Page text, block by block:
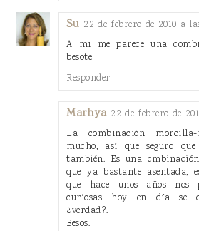
Su 22 de febrero de 2010 a
A mi me parece una
besote
Responder
Marhya 22 de febrero de
La combinación
mucho, así que seguro
también. Es una
que ya bastante asentada,
que hace unos años nos
curiosas hoy en día se
¿verdad?.
Besos.